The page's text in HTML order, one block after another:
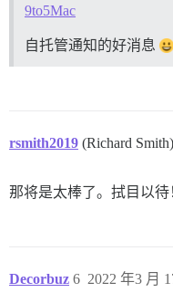
9to5Mac
自托管通知的好消息
rsmith2019 (Richard Smith)
那将是太棒了。拭目以待
Decorbuz 2022 年3 月
6